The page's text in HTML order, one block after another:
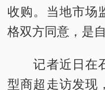
收购。当地市场
格双方同意，是自
记者近日在
型商超走访发现